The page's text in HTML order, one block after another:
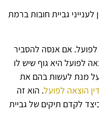
גביית חובות ברמת
אם אנסה להסביר
לפועל היא גוף שיש לו
על מנת לעשות בהם את
הוצאה לפועל. הוא זה
לקדם תיקים של גביית